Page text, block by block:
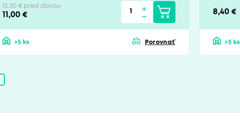
12,30 € pred zľavou
11,00 €
>5 ks Porovnať
8,40 €
>5 ks